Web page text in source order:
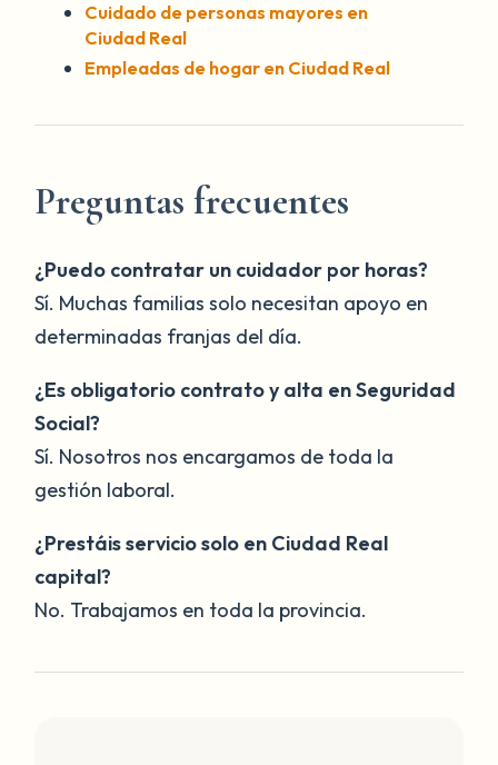
Cuidado de personas mayores en
Ciudad Real
Empleadas de hogar en Ciudad Real
Preguntas frecuentes
¿Puedo contratar un cuidador por horas?
Sí. Muchas familias solo necesitan apoyo en
determinadas franjas del día.
¿Es obligatorio contrato y alta en Seguridad
Social?
Sí. Nosotros nos encargamos de toda la
gestión laboral.
¿Prestáis servicio solo en Ciudad Real
capital?
No. Trabajamos en toda la provincia.